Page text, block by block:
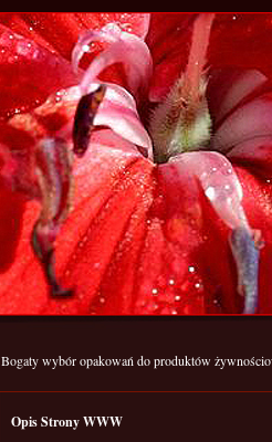
Bogaty wybór opakowań do produktów
Opis Strony WWW